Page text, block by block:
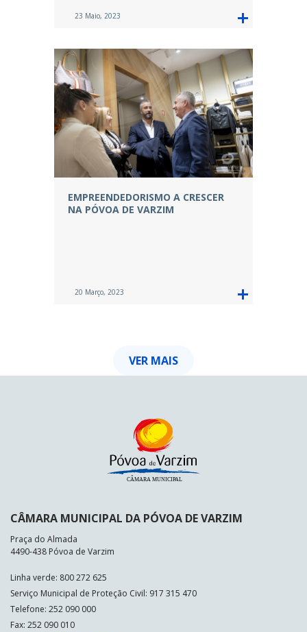
23 Maio, 2023
EMPREENDEDORISMO A CRESCER
NA PÓVOA DE VARZIM
20 Março, 2023
VER MAIS
CÂMARA MUNICIPAL DA PÓVOA DE VARZIM
Praça do Almada
4490-438 Póvoa de Varzim
Linha verde: 800 272 625
Serviço Municipal de Proteção Civil: 917 315 470
Telefone: 252 090 000
Fax: 252 090 010